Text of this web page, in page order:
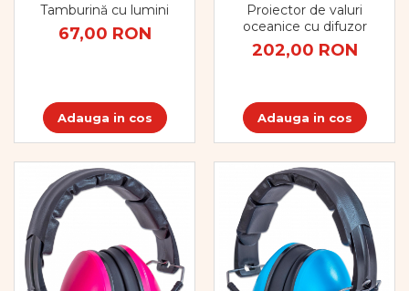
Tamburină cu lumini
67,00 RON
Adauga in cos
Proiector de valuri
oceanice cu difuzor
202,00 RON
Adauga in cos